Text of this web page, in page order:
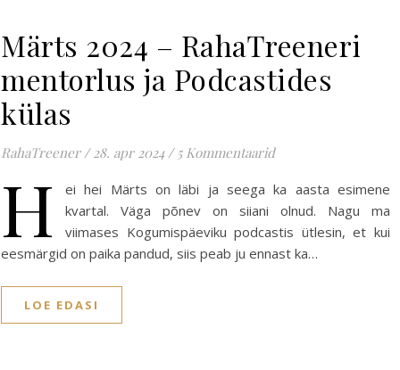
Märts 2024 – RahaTreeneri
mentorlus ja Podcastides
külas
RahaTreener / 28. apr 2024 / 5 Kommentaarid
H
ei hei Märts on läbi ja seega ka aasta esimene
kvartal. Väga põnev on siiani olnud. Nagu ma
viimases Kogumispäeviku podcastis ütlesin, et kui
eesmärgid on paika pandud, siis peab ju ennast ka…
LOE EDASI